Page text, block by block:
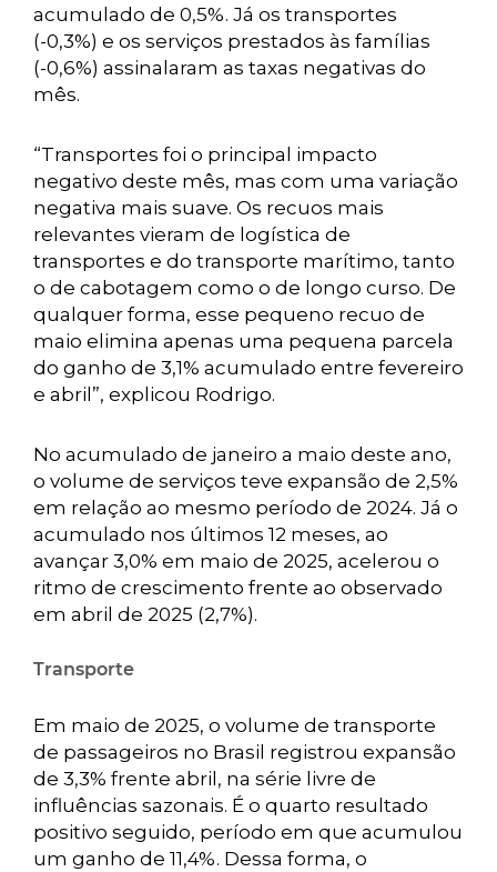
acumulado de 0,5%. Já os transportes
(-0,3%) e os serviços prestados às famílias
(-0,6%) assinalaram as taxas negativas do
mês.
“Transportes foi o principal impacto
negativo deste mês, mas com uma variação
negativa mais suave. Os recuos mais
relevantes vieram de logística de
transportes e do transporte marítimo, tanto
o de cabotagem como o de longo curso. De
qualquer forma, esse pequeno recuo de
maio elimina apenas uma pequena parcela
do ganho de 3,1% acumulado entre fevereiro
e abril”, explicou Rodrigo.
No acumulado de janeiro a maio deste ano,
o volume de serviços teve expansão de 2,5%
em relação ao mesmo período de 2024. Já o
acumulado nos últimos 12 meses, ao
avançar 3,0% em maio de 2025, acelerou o
ritmo de crescimento frente ao observado
em abril de 2025 (2,7%).
Transporte
Em maio de 2025, o volume de transporte
de passageiros no Brasil registrou expansão
de 3,3% frente abril, na série livre de
influências sazonais. É o quarto resultado
positivo seguido, período em que acumulou
um ganho de 11,4%. Dessa forma, o